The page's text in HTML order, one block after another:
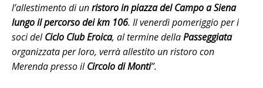
l’allestimento di unristoro in piazza del Campo a Siena
lungo il percorso dei km 106. Il venerdì pomeriggio per i
soci delCiclo Club Eroica, al termine dellaPasseggiata
organizzata per loro, verrà allestito un ristoro con
Merenda presso ilCircolo di Monti”.